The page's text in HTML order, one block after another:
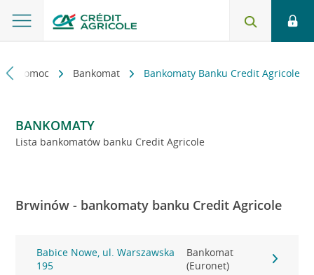
i pomoc Bankomat Bankomaty Banku Credit Agricole
BANKOMATY
Lista bankomatów banku Credit Agricole
Brwinów - bankomaty banku Credit Agricole
Babice Nowe, ul. Warszawska
195
Bankomat
(Euronet)